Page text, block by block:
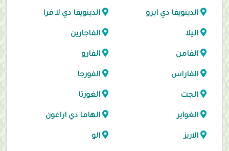
الدينويفا دي ابرو الدينويفا دي لا فرا
اليلا الفاجارين
الفامن الفارو
الفاراس الفورجا
الجت الغورتا
الغواير الهاما دي اراغون
الاريز الو